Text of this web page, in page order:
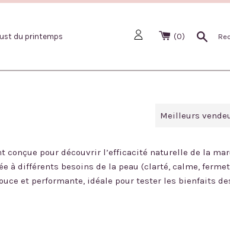
du printemps (0)
Trier
pour découvrir l’efficacité naturelle de la
différents besoins de la peau (clarté, calme,
et performante, idéale pour tester les bienfaits